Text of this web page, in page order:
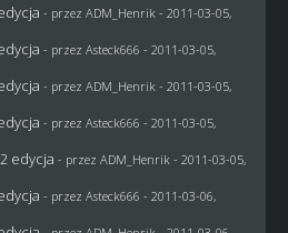
- przez ADM_Henrik - 2011-03-05,
- przez Asteck666 - 2011-03-05,
- przez ADM_Henrik - 2011-03-05,
- przez Asteck666 - 2011-03-05,
edycja - przez ADM_Henrik - 2011-03-05,
- przez Asteck666 - 2011-03-06,